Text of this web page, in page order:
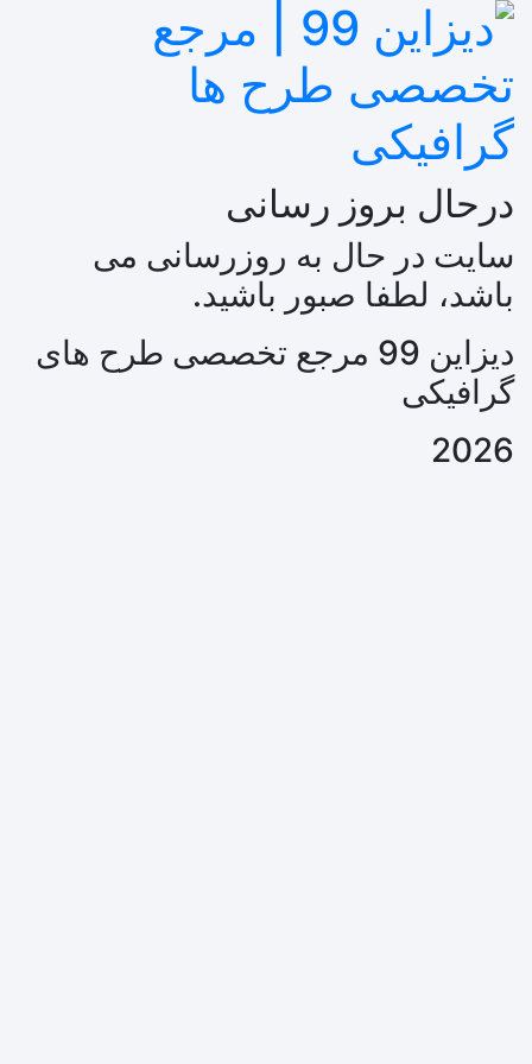
درحال بروز رسانی
سایت در حال به روزرسانی می
باشد، لطفا صبور باشید.
دیزاین 99 مرجع تخصصی طرح های
گرافیکی
2026